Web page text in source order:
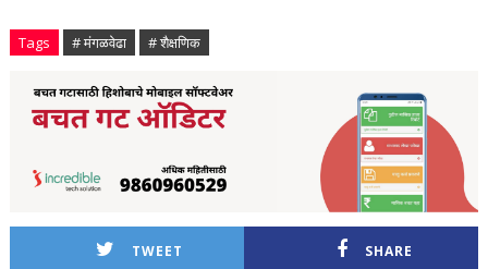
Tags # मंगळवेढा # शैक्षणिक
TWEET SHARE